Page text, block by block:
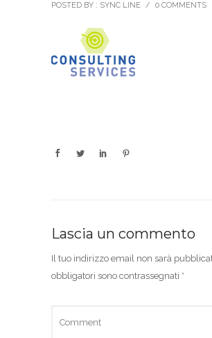
POSTED BY : SYNC LINE / 0 COMMENTS
Lascia un commento
Il tuo indirizzo email non sarà
obbligatori sono contrassegnati *